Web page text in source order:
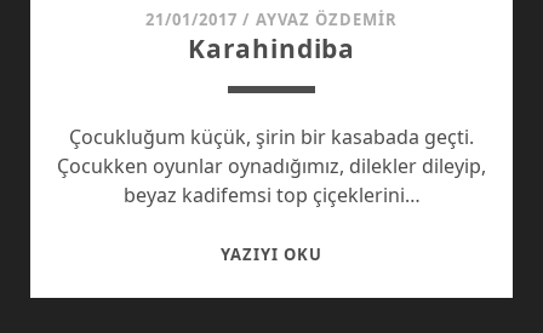
21/01/2017 / AYVAZ ÖZDEMIR
Karahindiba
Çocukluğum küçük, şirin bir kasabada geçti.
Çocukken oyunlar oynadığımız, dilekler dileyip,
beyaz kadifemsi top çiçeklerini…
YAZIYI OKU